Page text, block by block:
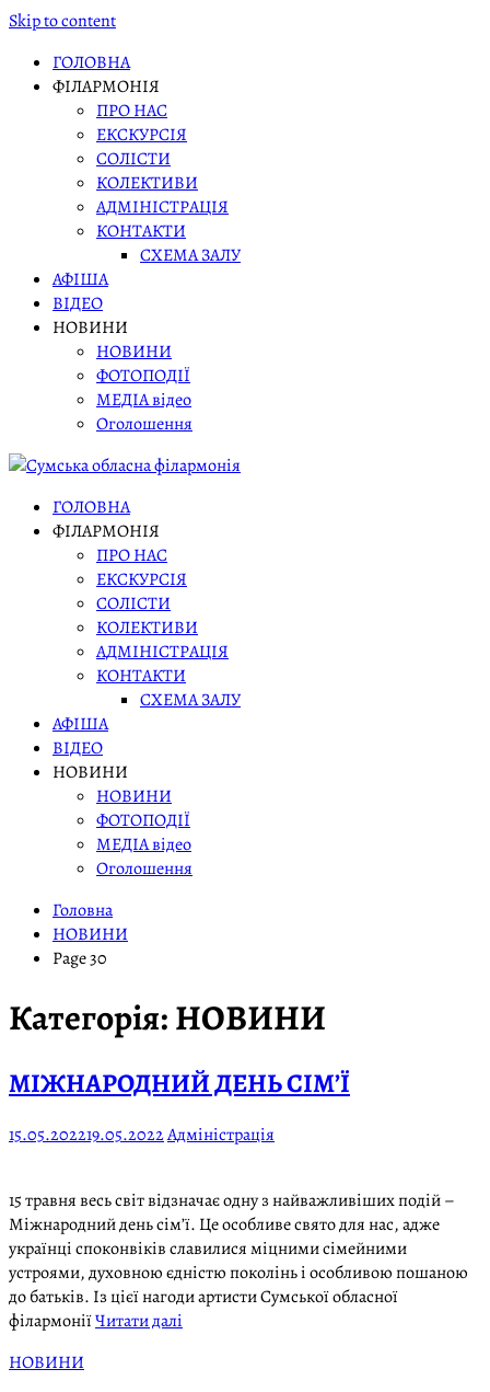
Skip to content
ГОЛОВНА
ФІЛАРМОНІЯ
ПРО НАС
ЕКСКУРСІЯ
СОЛІСТИ
КОЛЕКТИВИ
АДМІНІСТРАЦІЯ
КОНТАКТИ
СХЕМА ЗАЛУ
АФІША
ВІДЕО
НОВИНИ
НОВИНИ
ФОТОПОДІЇ
МЕДІА відео
Оголошення
ГОЛОВНА
ФІЛАРМОНІЯ
ПРО НАС
ЕКСКУРСІЯ
СОЛІСТИ
КОЛЕКТИВИ
АДМІНІСТРАЦІЯ
КОНТАКТИ
СХЕМА ЗАЛУ
АФІША
ВІДЕО
НОВИНИ
НОВИНИ
ФОТОПОДІЇ
МЕДІА відео
Оголошення
Головна
НОВИНИ
Page 30
Категорія:НОВИНИ
МІЖНАРОДНИЙ ДЕНЬ СІМ’Ї
15.05.202219.05.2022Адміністрація
15 травня весь світ відзначає одну з найважливіших подій –
Міжнародний день сім’ї. Це особливе свято для нас, адже
українці споконвіків славилися міцними сімейними
устроями, духовною єдністю поколінь і особливою пошаною
до батьків. Із цієї нагоди артисти Сумської обласної
філармоніїЧитати далі
НОВИНИ